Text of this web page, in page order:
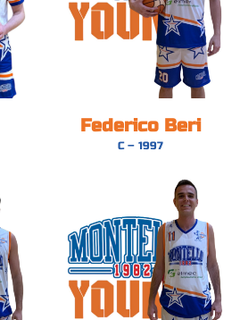
Federico Beri
C – 1997